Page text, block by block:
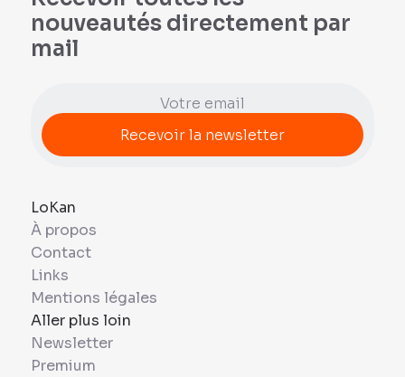
nouveautés directement par
mail
LoKan
À propos
Contact
Links
Mentions légales
Aller plus loin
Newsletter
Premium